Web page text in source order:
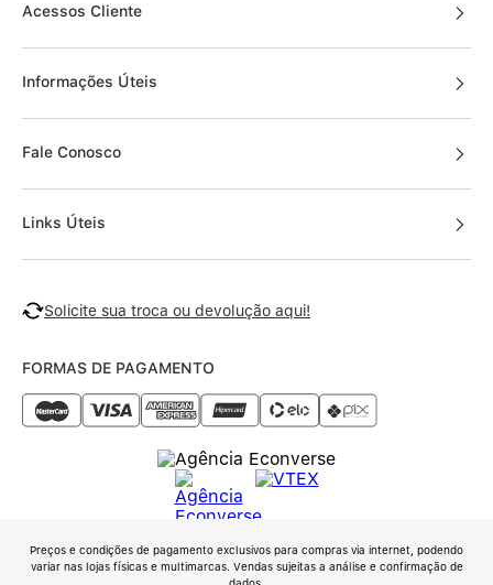
Acessos Cliente
Informações Úteis
Fale Conosco
Links Úteis
Solicite sua troca ou devolução aqui!
FORMAS DE PAGAMENTO
Preços e condições de pagamento exclusivos para compras via internet, podendo
variar nas lojas físicas e multimarcas. Vendas sujeitas a análise e confirmação de